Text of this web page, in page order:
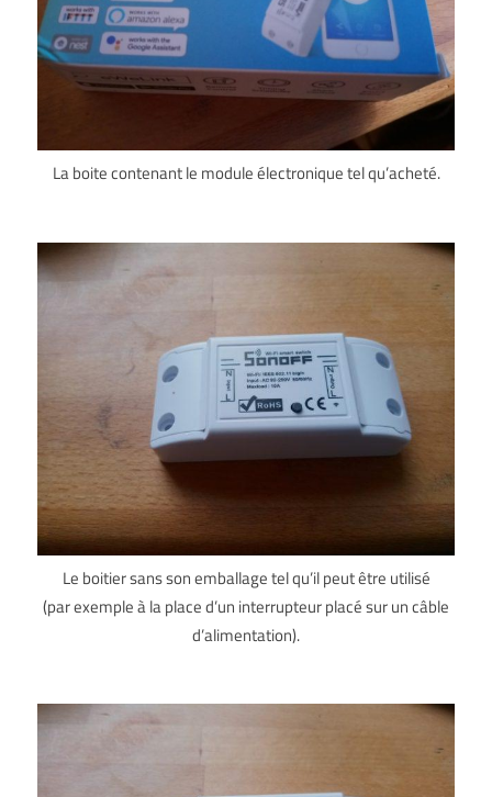
La boite contenant le module électronique tel qu’acheté.
Le boitier sans son emballage tel qu’il peut être utilisé
(par exemple à la place d’un interrupteur placé sur un câble
d’alimentation).